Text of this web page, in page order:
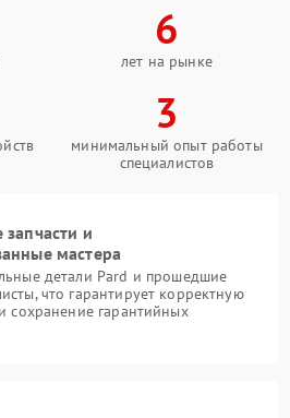
6
лет на рынке
3
минимальный опыт работы
специалистов
и
мастера
детали Pard и прошедшие
что гарантирует корректную
сохранение гарантийных